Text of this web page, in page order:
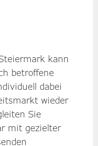
kann
betroffene
dabei
wieder
Sie
mit gezielter